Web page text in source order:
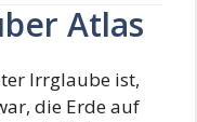
Atlas
Irrglaube ist,
die Erde auf